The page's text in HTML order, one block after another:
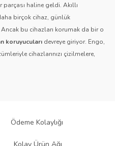
parçası haline geldi. Akıllı
birçok cihaz, günlük
bu cihazları korumak da bir o
koruyucuları devreye giriyor. Engo,
cihazlarınızı çizilmelere,
dayanan tecrübesi ve teknolojiye
geçirir. Kullanıcı dostu tasarımı
Ödeme Kolaylığı
Kolay Ürün Ağı